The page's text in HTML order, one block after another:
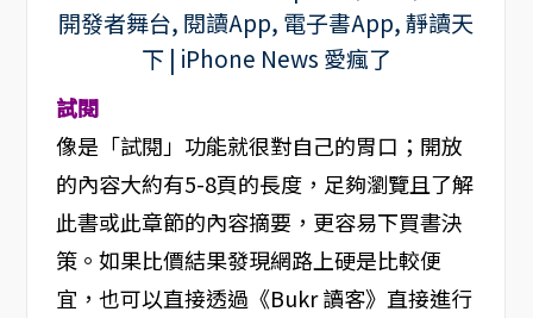
試閱
像是「試閱」功能就很對自己的胃口；開放
的內容大約有5-8頁的長度，足夠瀏覽且了解
此書或此章節的內容摘要，更容易下買書決
策。如果比價結果發現網路上硬是比較便
宜，也可以直接透過《Bukr 讀客》直接進行